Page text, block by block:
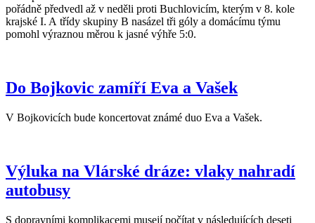
pořádně předvedl až v neděli proti Buchlovicím, kterým v 8. kole
krajské I. A třídy skupiny B nasázel tři góly a domácímu týmu
pomohl výraznou měrou k jasné výhře 5:0.
Do Bojkovic zamíří Eva a Vašek
V Bojkovicích bude koncertovat známé duo Eva a Vašek.
Výluka na Vlárské dráze: vlaky nahradí
autobusy
S dopravními komplikacemi musejí počítat v následujících deseti